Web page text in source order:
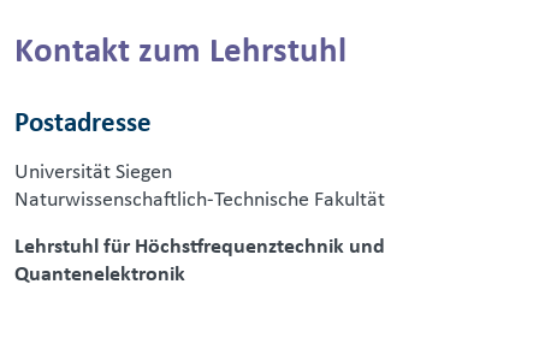
Kontakt zum Lehrstuhl
Postadresse
Universität Siegen
Naturwissenschaftlich-Technische Fakultät
Lehrstuhl für Höchstfrequenztechnik und
Quantenelektronik